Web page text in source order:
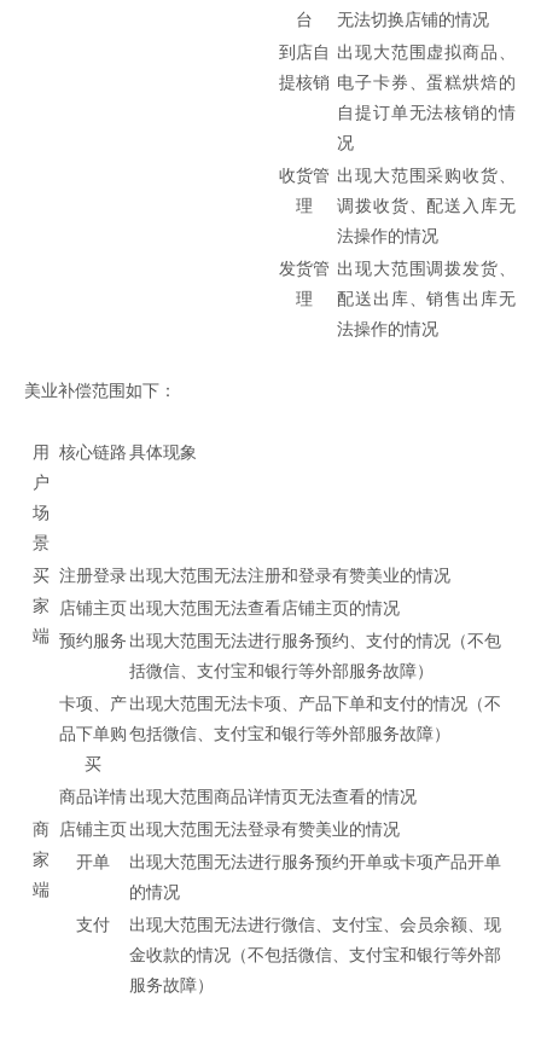
台
无法切换店铺的情况
到店自
提核销
出现大范围虚拟商品、
电子卡券、蛋糕烘焙的
自提订单无法核销的情
况
收货管
理
出现大范围采购收货、
调拨收货、配送入库无
法操作的情况
发货管
理
出现大范围调拨发货、
配送出库、销售出库无
法操作的情况
美业补偿范围如下：
用
户
场
景
核心链路 具体现象
买
家
端
注册登录 出现大范围无法注册和登录有赞美业的情况
店铺主页 出现大范围无法查看店铺主页的情况
预约服务 出现大范围无法进行服务预约、支付的情况（不包
括微信、支付宝和银行等外部服务故障）
卡项、产
品下单购
买
出现大范围无法卡项、产品下单和支付的情况（不
包括微信、支付宝和银行等外部服务故障）
商品详情 出现大范围商品详情页无法查看的情况
商
家
端
店铺主页 出现大范围无法登录有赞美业的情况
开单
出现大范围无法进行服务预约开单或卡项产品开单
的情况
支付
出现大范围无法进行微信、支付宝、会员余额、现
金收款的情况（不包括微信、支付宝和银行等外部
服务故障）